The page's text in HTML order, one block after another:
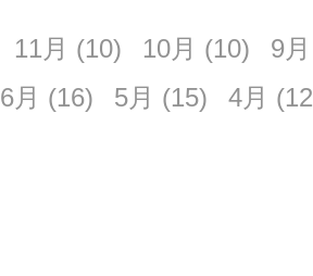
11月 (10) 10月 (10) 9月
6月 (16) 5月 (15) 4月